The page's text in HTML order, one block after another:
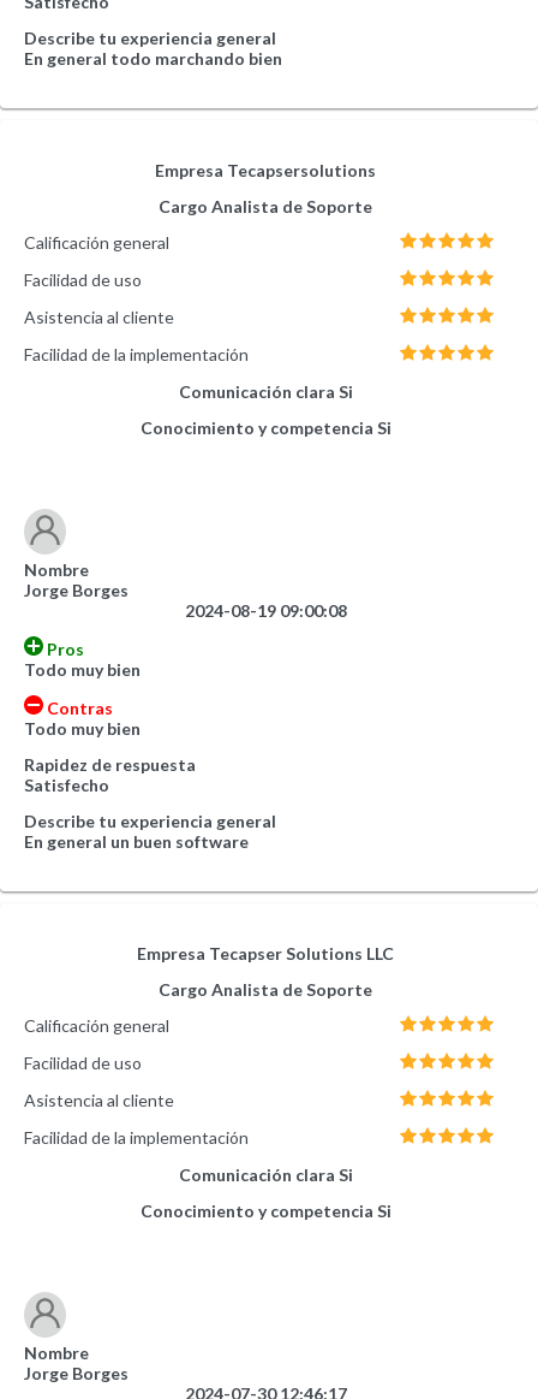
Describe tu experiencia general
En general todo marchando bien
Empresa Tecapsersolutions
Cargo Analista de Soporte
Calificación general
Facilidad de uso
Asistencia al cliente
Facilidad de la implementación
Comunicación clara Si
Conocimiento y competencia Si
Nombre
Jorge Borges
2024-08-19 09:00:08
Pros
Todo muy bien
Contras
Todo muy bien
Rapidez de respuesta
Satisfecho
Describe tu experiencia general
En general un buen software
Empresa Tecapser Solutions LLC
Cargo Analista de Soporte
Calificación general
Facilidad de uso
Asistencia al cliente
Facilidad de la implementación
Comunicación clara Si
Conocimiento y competencia Si
Nombre
Jorge Borges
2024-07-30 12:46:17